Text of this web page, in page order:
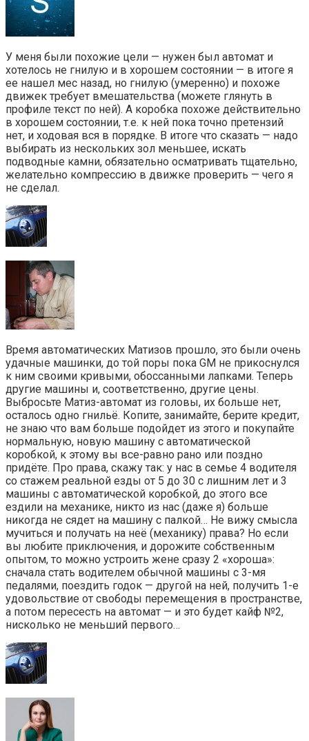
У меня были похожие цели — нужен был автомат и
хотелось не гнилую и в хорошем состоянии — в итоге я
ее нашел мес назад, но гнилую (умеренно) и похоже
движек требует вмешательства (можете глянуть в
профиле текст по ней). А коробка похоже действительно
в хорошем состоянии, т.е. к ней пока точно претензий
нет, и ходовая вся в порядке. В итоге что сказать — надо
выбирать из нескольких зол меньшее, искать
подводные камни, обязательно осматривать тщательно,
желательно компрессию в движке проверить — чего я
не сделал.
Время автоматических Матизов прошло, это были очень
удачные машинки, до той поры пока GM не прикоснулся
к ним своими кривыми, обоссанными лапками. Теперь
другие машины и, соответственно, другие цены.
Выбросьте Матиз-автомат из головы, их больше нет,
осталось одно гнильё. Копите, занимайте, берите кредит,
не знаю что вам больше подойдет из этого и покупайте
нормальную, новую машину с автоматической
коробкой, к этому вы все-равно рано или поздно
придёте. Про права, скажу так: у нас в семье 4 водителя
со стажем реальной езды от 5 до 30 с лишним лет и 3
машины с автоматической коробкой, до этого все
ездили на механике, никто из нас (даже я) больше
никогда не сядет на машину с палкой… Не вижу смысла
мучиться и получать на неё (механику) права? Но если
вы любите приключения, и дорожите собственным
опытом, то можно устроить жене сразу 2 «хороша»:
сначала стать водителем обычной машины с 3-мя
педалями, поездить годок — другой на ней, получить 1-е
удовольствие от свободы перемещения в пространстве,
а потом пересесть на автомат — и это будет кайф №2,
нисколько не меньший первого…